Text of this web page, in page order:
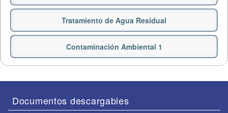
Tratamiento de Agua Residual
Contaminación Ambiental 1
Documentos descargables